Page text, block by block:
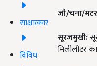
साक्षात्कार
विविध
जौ/चना/
सूरजमुखी:
मिलीलीटर